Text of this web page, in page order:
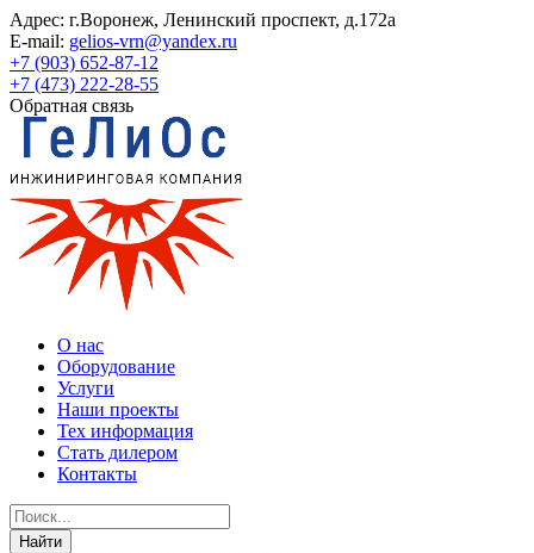
Адрес: г.Воронеж, Ленинский проспект, д.172а
E-mail: gelios-vrn@yandex.ru
+7 (903) 652-87-12
+7 (473) 222-28-55
Обратная связь
О нас
Оборудование
Услуги
Наши проекты
Тех информация
Стать дилером
Контакты